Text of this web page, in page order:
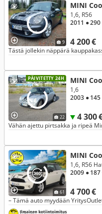
9
MINI
4 200 €
1,6, R56
2011 ●
Tästä jollekin näppärä
PÄIVITETTY 24H
22
MINI
4 300
1,6
2003 ●
Vähän ajettu pirtsakka ja ripeä
61
MINI
4 700 €
2009 ●
– Tämä auto myydään